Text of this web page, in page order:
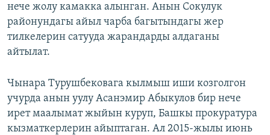
нече жолу камакка алынган. Анын Сокулук
районундагы айыл чарба багытындагы жер
тилкелерин сатууда жарандарды алдаганы
айтылат.
Чынара Турушбековага кылмыш иши козголгон
учурда анын уулу Асанэмир Абыкулов бир нече
ирет маалымат жыйын куруп, Башкы прокуратура
кызматкерлерин айыптаган. Ал 2015-жылы июнь